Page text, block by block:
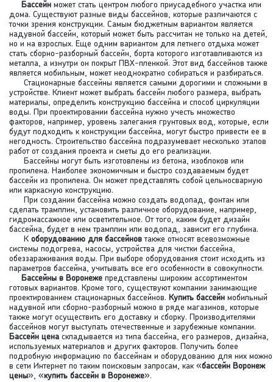
Бассейн может стать центром любого приусадебного участка или
дома. Существуют разные виды бассейнов, которые различаются с
точки зрения конструкции. Самым бюджетным вариантом является
надувной бассейн, который может быть рассчитан не только на детей,
но и на взрослых. Еще одним вариантом для летнего отдыха может
стать сборно-разборный бассейн, борта которого изготавливаются из
металла, а изнутри он покрыт ПВХ-пленкой. Этот вид бассейнов также
является мобильным, может неоднократно собираться и разбираться.
Стационарные бассейны является самыми дорогими и сложными в
устройстве. Клиент может выбрать бассейн любого размера, выбрать
материалы, определить конструкцию бассейна и способ циркуляции
воды. При проектировании бассейна нужно учесть множество
факторов, например, уровень залегания грунтовых вод, которые, если
будут подходить к конструкции бассейна, могут быстро привести ее в
негодность. Строительство бассейна подразумевает несколько этапов
работ от создания проекта и сметы до его реализации.
Бассейны могут быть изготовлены из бетона, изоблоков или
пропилена. Наиболее экономичным и быстро создаваемым будет
бассейн из пропилена. Он может представлять собой цельносварную
или каркасную конструкцию.
При создании бассейна можно создать водопад, фонтан или
сделать трамплин, установить различное оборудование, например,
гидромассажное или осветительное. От того, каким будет дизайн
бассейна, будет в нем трамплин или водопад, зависит его глубина.
К оборудованию для бассейнов также относят всевозможные
системы подогрева, насосы, устройства для чистки бассейна,
обеззараживания воды. При выборе оборудования стоит исходить из
параметров бассейна, учитывать все его особенности в совокупности.
Бассейны в Воронеже представлены широким ассортиментом
готовых вариантов. Кроме того, существуют компании занимающие
проектированием стационарных бассейнов. Купить бассейн мобильный
надувной или сборно-разборный можно в ряде магазинов, которые
также могут осуществить его доставку и сборку. Производителями
бассейнов могут выступать отечественные и зарубежные компании.
Бассейн цена складывается из типа бассейна, его размеров, дизайна,
используемых материалов и других факторов. Получить более
подробную информацию по бассейнам и оборудованию для них можно
в сети Интернет по таким поисковым запросам, как «бассейн Воронеж
цены», «купить бассейн в Воронеже».